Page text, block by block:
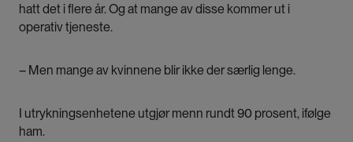
hatt det i flere år. Og at mange av disse kommer ut i
operativ tjeneste.
– Men mange av kvinnene blir ikke der særlig lenge.
I utrykningsenhetene utgjør menn rundt 90 prosent, ifølge
ham.